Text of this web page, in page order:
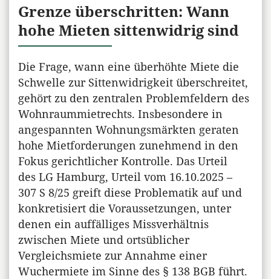
Grenze überschritten: Wann
hohe Mieten sittenwidrig sind
Die Frage, wann eine überhöhte Miete die
Schwelle zur Sittenwidrigkeit überschreitet,
gehört zu den zentralen Problemfeldern des
Wohnraummietrechts. Insbesondere in
angespannten Wohnungsmärkten geraten
hohe Mietforderungen zunehmend in den
Fokus gerichtlicher Kontrolle. Das Urteil
des LG Hamburg, Urteil vom 16.10.2025 –
307 S 8/25 greift diese Problematik auf und
konkretisiert die Voraussetzungen, unter
denen ein auffälliges Missverhältnis
zwischen Miete und ortsüblicher
Vergleichsmiete zur Annahme einer
Wuchermiete im Sinne des § 138 BGB führt.